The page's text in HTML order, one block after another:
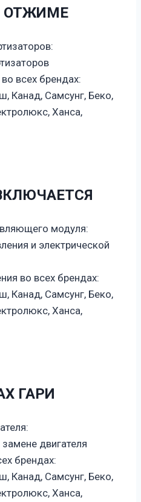
ОТЖИМЕ
всех брендах:
Канад, Самсунг, Беко,
Ханса,
модуля:
и электрической
во всех брендах:
Канад, Самсунг, Беко,
Ханса,
ГАРИ
двигателя
брендах:
Канад, Самсунг, Беко,
Ханса,